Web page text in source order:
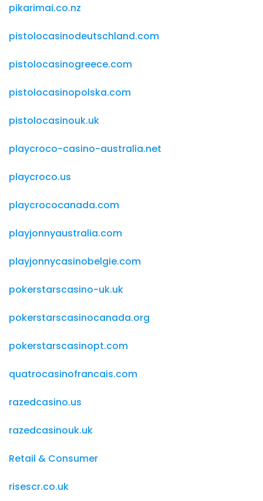
pikarimai.co.nz
pistolocasinodeutschland.com
pistolocasinogreece.com
pistolocasinopolska.com
pistolocasinouk.uk
playcroco-casino-australia.net
playcroco.us
playcrococanada.com
playjonnyaustralia.com
playjonnycasinobelgie.com
pokerstarscasino-uk.uk
pokerstarscasinocanada.org
pokerstarscasinopt.com
quatrocasinofrancais.com
razedcasino.us
razedcasinouk.uk
Retail & Consumer
risescr.co.uk